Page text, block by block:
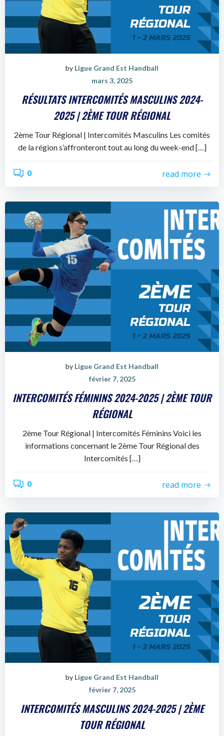
by Ligue Grand Est Handball
mars 3, 2025
RÉSULTATS INTERCOMITÉS MASCULINS 2024-
2025 | 2ÈME TOUR RÉGIONAL
2ème Tour Régional | Intercomités Masculins Les comités
de la région s’affronteront tout au long du week-end […]
0 read more
by Ligue Grand Est Handball
février 7, 2025
INTERCOMITÉS FÉMININS 2024-2025 | 2ÈME TOUR
RÉGIONAL
2ème Tour Régional | Intercomités Féminins Voici les
informations concernant le 2ème Tour Régional des
Intercomités […]
0 read more
by Ligue Grand Est Handball
février 7, 2025
INTERCOMITÉS MASCULINS 2024-2025 | 2ÈME
TOUR RÉGIONAL